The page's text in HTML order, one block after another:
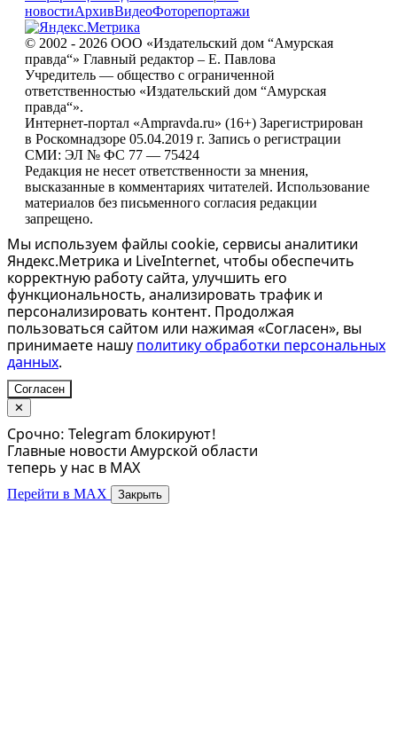
новостиАрхивВидеоФоторепортажи
© 2002 - 2026 ООО «Издательский дом “Амурская
правда“» Главный редактор – Е. Павлова
Учредитель — общество с ограниченной
ответственностью «Издательский дом “Амурская
правда“».
Интернет-портал «Ampravda.ru» (16+) Зарегистрирован
в Роскомнадзоре 05.04.2019 г. Запись о регистрации
СМИ: ЭЛ № ФС 77 — 75424
Редакция не несет ответственности за мнения,
высказанные в комментариях читателей. Использование
материалов без письменного согласия редакции
запрещено.
Мы используем файлы cookie, сервисы аналитики
Яндекс.Метрика и LiveInternet, чтобы обеспечить
корректную работу сайта, улучшить его
функциональность, анализировать трафик и
персонализировать контент. Продолжая
пользоваться сайтом или нажимая «Согласен», вы
принимаете нашу политику обработки персональных
данных.
Согласен
✕
Срочно: Telegram блокируют!
Главные новости Амурской области
теперь у нас в MAX
Перейти в MAX Закрыть